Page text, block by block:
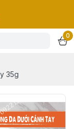
0
35g